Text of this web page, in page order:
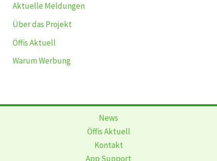
Aktuelle Meldungen
Über das Projekt
Öffis Aktuell
Warum Werbung
News
Öffis Aktuell
Kontakt
App Support